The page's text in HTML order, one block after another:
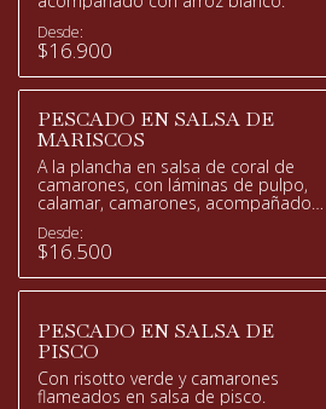
Desde:
$16.900
PESCADO EN SALSA DE
MARISCOS
A la plancha en salsa de coral de
camarones, con láminas de pulpo,
calamar, camarones, acompañado
Desde:
$16.500
PESCADO EN SALSA DE
PISCO
Con risotto verde y camarones
flameados en salsa de pisco.